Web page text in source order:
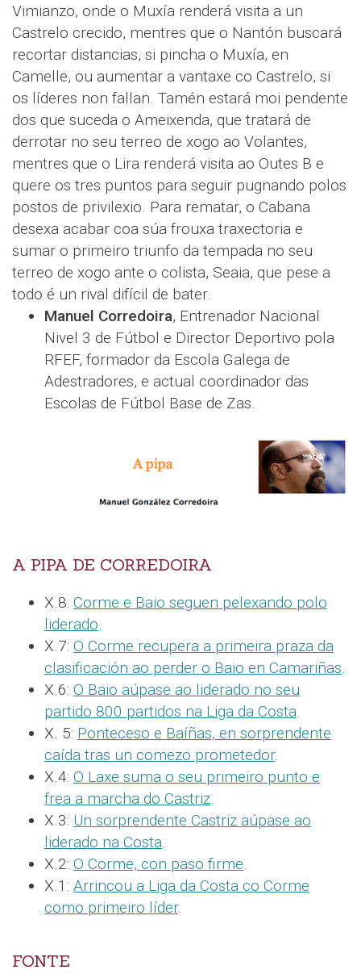
Vimianzo, onde o Muxía renderá visita a un
Castrelo crecido, mentres que o Nantón buscará
recortar distancias, si pincha o Muxía, en
Camelle, ou aumentar a vantaxe co Castrelo, si
os líderes non fallan. Tamén estará moi pendente
dos que suceda o Ameixenda, que tratará de
derrotar no seu terreo de xogo ao Volantes,
mentres que o Lira renderá visita ao Outes B e
quere os tres puntos para seguir pugnando polos
postos de privilexio. Para rematar, o Cabana
desexa acabar coa súa frouxa traxectoria e
sumar o primeiro triunfo da tempada no seu
terreo de xogo ante o colista, Seaia, que pese a
todo é un rival difícil de bater.
Manuel Corredoira, Entrenador Nacional
Nivel 3 de Fútbol e Director Deportivo pola
RFEF, formador da Escola Galega de
Adestradores, e actual coordinador das
Escolas de Fútbol Base de Zas.
A PIPA DE CORREDOIRA
X.8: Corme e Baio seguen pelexando polo
liderado.
X.7: O Corme recupera a primeira praza da
clasificación ao perder o Baio en Camariñas.
X.6: O Baio aúpase ao liderado no seu
partido 800 partidos na Liga da Costa.
X. 5: Ponteceso e Baíñas, en sorprendente
caída tras un comezo prometedor.
X.4: O Laxe suma o seu primeiro punto e
frea a marcha do Castriz.
X.3: Un sorprendente Castriz aúpase ao
liderado na Costa.
X.2: O Corme, con paso firme.
X.1: Arrincou a Liga da Costa co Corme
como primeiro líder.
FONTE